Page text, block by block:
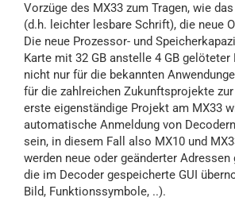
Vorzüge des MX33 zum Tragen, wie
(d.h. leichter lesbare Schrift), die neue
Die neue Prozessor- und
Karte mit 32 GB anstelle 4 GB gelöteter
nicht nur für die bekannten
für die zahlreichen Zukunftsprojekte
erste eigenständige Projekt am MX33
automatische Anmeldung von
sein, in diesem Fall also MX10 und
werden neue oder geänderter Adressen
die im Decoder gespeicherte GUI
Bild, Funktionssymbole, ..).